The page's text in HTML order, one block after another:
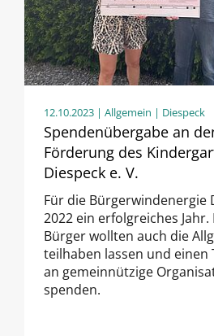
12.10.2023 | Allgemein | Diespeck
Spendenübergabe an
Förderung des
Diespeck e. V.
Für die Bürgerwindenergie
2022 ein erfolgreiches
Bürger wollten auch die
teilhaben lassen und einen
an gemeinnützige
spenden.